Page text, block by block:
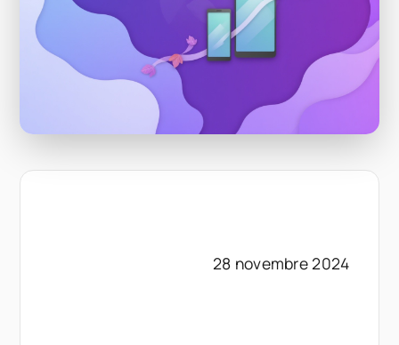
28 novembre 2024